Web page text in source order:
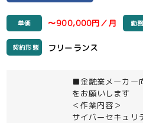
単価 〜900,000円／月 勤
契約形態 フリーランス
■金融業メーカー
をお願いします
＜作業内容＞
サイバーセキュリ